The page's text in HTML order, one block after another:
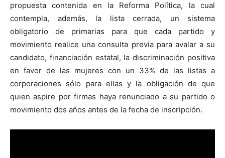
propuesta contenida en la Reforma Política, la cual
contempla, además, la lista cerrada, un sistema
obligatorio de primarias para que cada partido y
movimiento realice una consulta previa para avalar a su
candidato, financiación estatal, la discriminación positiva
en favor de las mujeres con un 33% de las listas a
corporaciones sólo para ellas y la obligación de que
quien aspire por firmas haya renunciado a su partido o
movimiento dos años antes de la fecha de inscripción.